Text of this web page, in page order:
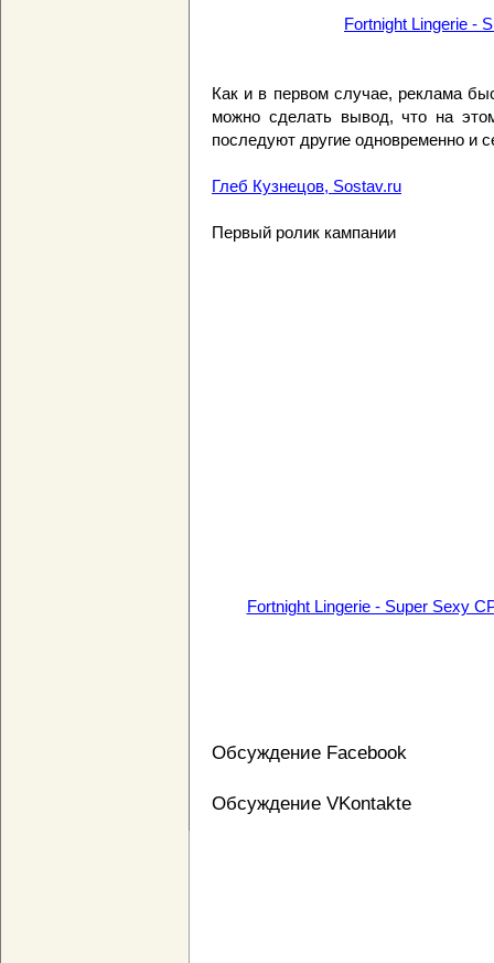
Fortnight Lingerie -
Как и в первом случае, реклама
можно сделать вывод, что на
последуют другие одновременно и
Глеб Кузнецов, Sostav.ru
Первый ролик кампании
Fortnight Lingerie - Super Sexy
Обсуждение Facebook
Обсуждение VKontakte